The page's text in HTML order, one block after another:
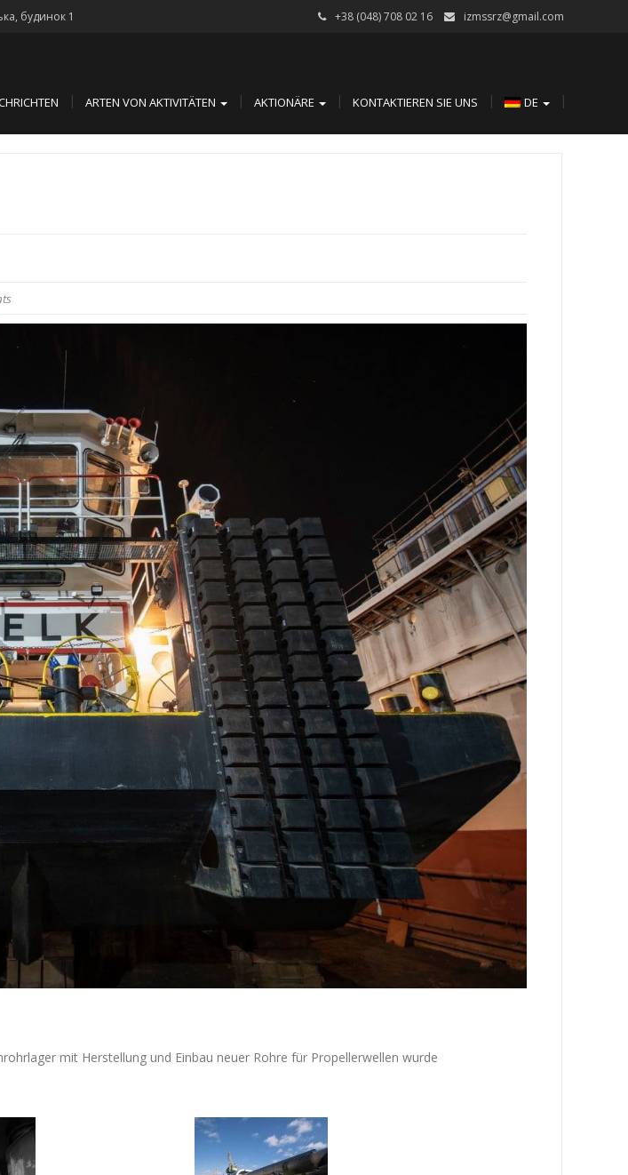
будинок 1 +38 (048) 708 02 16 izmssrz@gmail.com
ARTEN VON AKTIVITÄTEN AKTIONÄRE KONTAKTIEREN SIE UNS DE
mit Herstellung und Einbau neuer Rohre für Propellerwellen wurde